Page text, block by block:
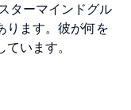
ターマインドグル
ります。彼が何を
います。